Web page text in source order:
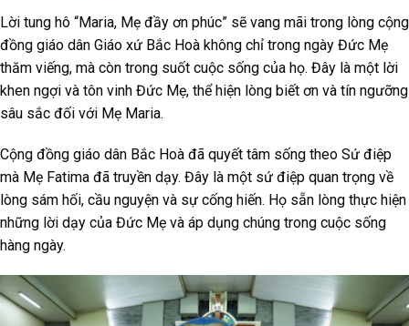
Lời tung hô “Maria, Mẹ đầy ơn phúc” sẽ vang mãi trong lòng cộng
đồng giáo dân Giáo xứ Bắc Hoà không chỉ trong ngày Đức Mẹ
thăm viếng, mà còn trong suốt cuộc sống của họ. Đây là một lời
khen ngợi và tôn vinh Đức Mẹ, thể hiện lòng biết ơn và tín ngưỡng
sâu sắc đối với Mẹ Maria.
Cộng đồng giáo dân Bắc Hoà đã quyết tâm sống theo Sứ điệp
mà Mẹ Fatima đã truyền dạy. Đây là một sứ điệp quan trọng về
lòng sám hối, cầu nguyện và sự cống hiến. Họ sẵn lòng thực hiện
những lời dạy của Đức Mẹ và áp dụng chúng trong cuộc sống
hàng ngày.